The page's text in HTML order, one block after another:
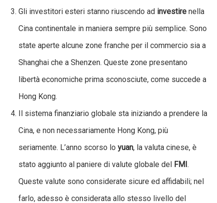
Gli investitori esteri stanno riuscendo ad investire nella
Cina continentale in maniera sempre più semplice. Sono
state aperte alcune zone franche per il commercio sia a
Shanghai che a Shenzen. Queste zone presentano
libertà economiche prima sconosciute, come succede a
Hong Kong.
Il sistema finanziario globale sta iniziando a prendere la
Cina, e non necessariamente Hong Kong, più
seriamente. L’anno scorso lo yuan, la valuta cinese, è
stato aggiunto al paniere di valute globale del FMI.
Queste valute sono considerate sicure ed affidabili; nel
farlo, adesso è considerata allo stesso livello del